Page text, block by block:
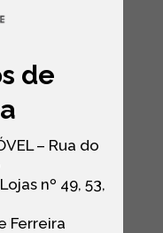
de
– Rua do
nº 49, 53,
Ferreira